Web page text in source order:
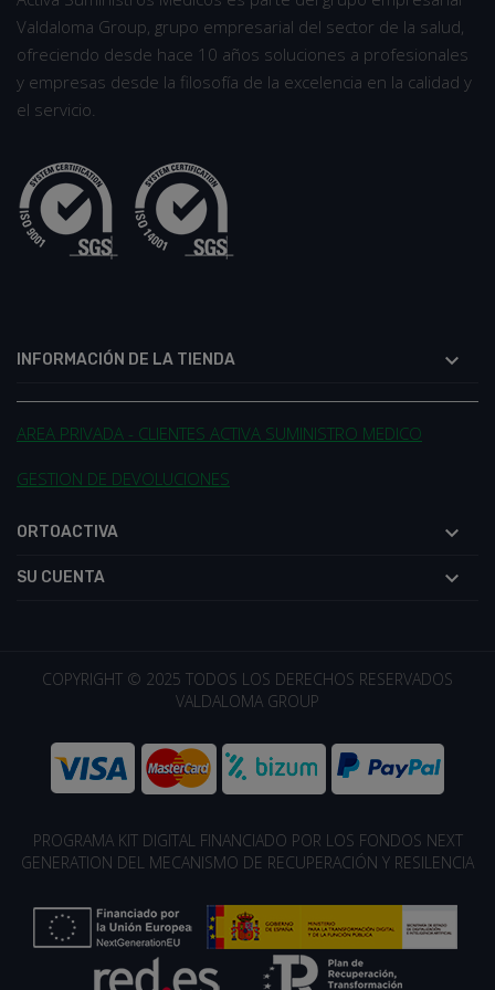
Valdaloma Group, grupo empresarial del sector de la salud,
ofreciendo desde hace 10 años soluciones a profesionales
y empresas desde la filosofía de la excelencia en la calidad y
el servicio.
INFORMACIÓN DE LA TIENDA 
AREA PRIVADA - CLIENTES ACTIVA SUMINISTRO MEDICO
GESTION DE DEVOLUCIONES
ORTOACTIVA 
SU CUENTA 
COPYRIGHT © 2025 TODOS LOS DERECHOS RESERVADOS
VALDALOMA GROUP
PROGRAMA KIT DIGITAL FINANCIADO POR LOS FONDOS NEXT
GENERATION DEL MECANISMO DE RECUPERACIÓN Y RESILENCIA